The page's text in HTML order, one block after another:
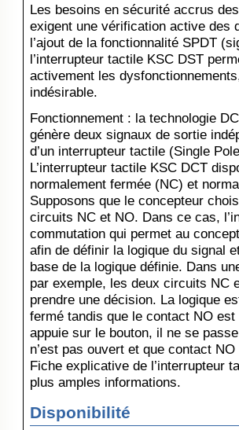
Les besoins en sécurité accrus
exigent une vérification active des
l’ajout de la fonctionnalité SPDT
l’interrupteur tactile KSC DST
activement les
indésirable.
Fonctionnement : la technologie
génère deux signaux de sortie
d’un interrupteur tactile (Single
L’interrupteur tactile KSC DCT
normalement fermée (NC) et
Supposons que le concepteur
circuits NC et NO. Dans ce cas,
commutation qui permet au
afin de définir la logique du signal
base de la logique définie. Dans
par exemple, les deux circuits NC
prendre une décision. La logique
fermé tandis que le contact NO
appuie sur le bouton, il ne se
n’est pas ouvert et que contact
Fiche explicative de l’interrupteur
plus amples informations.
Disponibilité